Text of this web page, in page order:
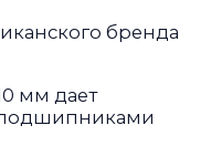
бренда
мм дает